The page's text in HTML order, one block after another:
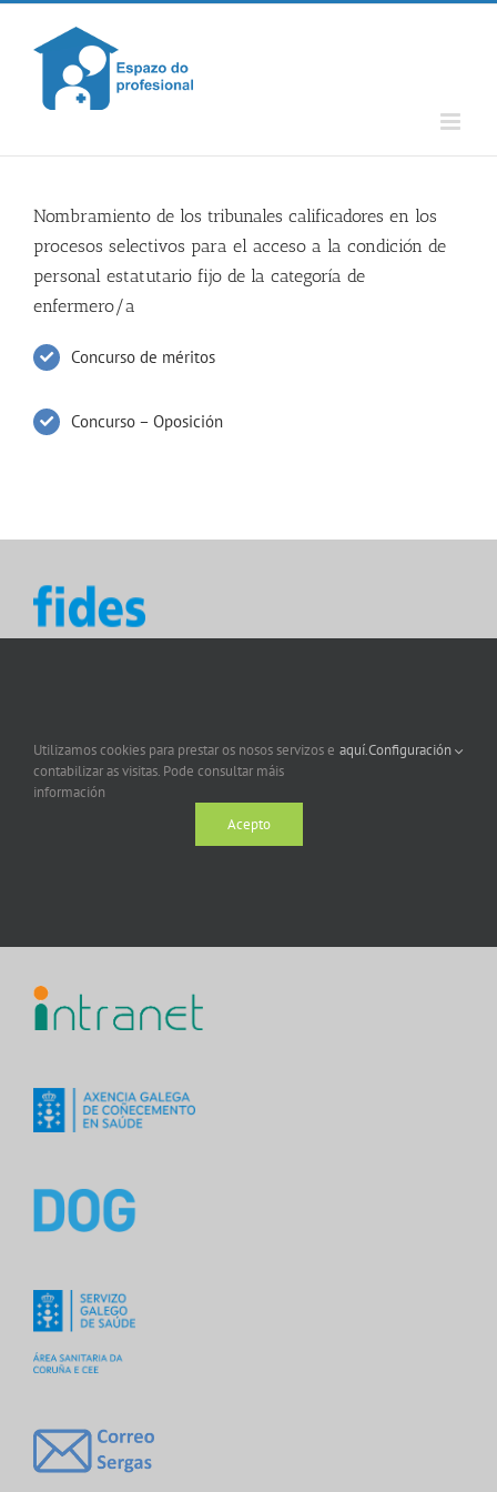
Skip
content
Nombramiento de los tribunales calificadores en los
procesos selectivos para el acceso a la condición de
personal estatutario fijo de la categoría de
enfermero/a
Concurso de méritos
Concurso – Oposición
Utilizamos cookies para prestar os nosos servizos e
contabilizar as visitas. Pode consultar máis
información
aquí.Configuración
Acepto